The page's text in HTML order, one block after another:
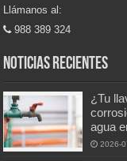
Llámanos al:
988 389 324
Noticias recientes
¿Tu
agua
2026-